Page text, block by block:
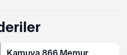
Kamuya 866 Memur